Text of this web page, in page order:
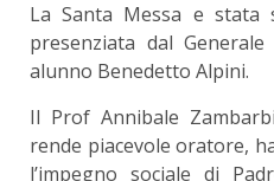
La Santa Messa e stata
presenziata dal Generale
alunno Benedetto Alpini.
Il Prof Annibale
rende piacevole oratore,
l’impegno sociale di